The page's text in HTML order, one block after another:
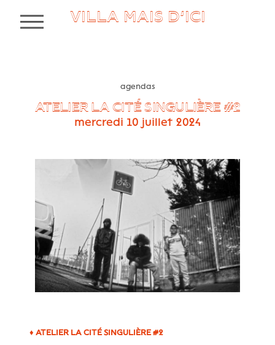
VILLA MAIS D’ICI
MENU
agendas
ATELIER LA CITÉ SINGULIÈRE #2
mercredi 10 juillet 2024
♦ ATELIER LA CITÉ SINGULIÈRE #2